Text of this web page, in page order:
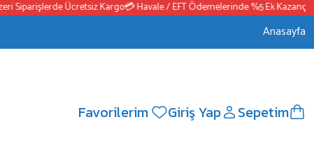
Ücretsiz Kargo💳 Havale / EFT Ödemelerinde %5 Ek Kazanç
Anasayfa
Favorilerim Giriş Yap Sepetim